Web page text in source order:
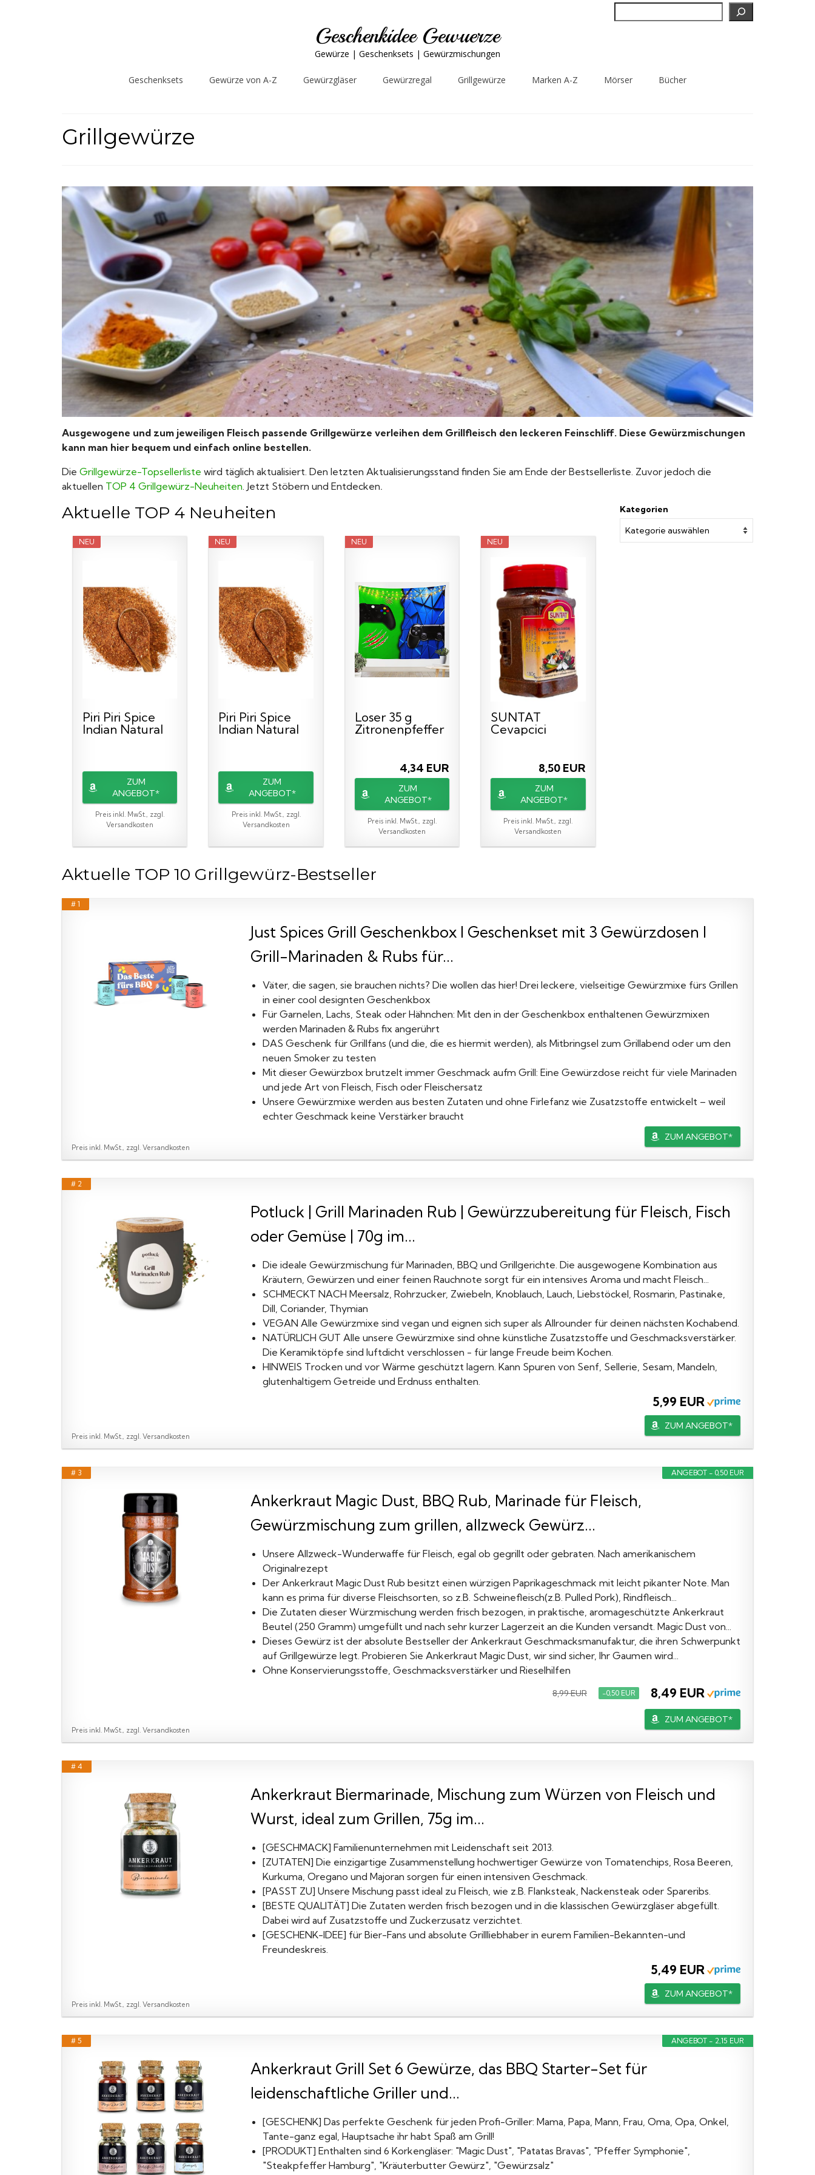
Geschenkidee Gewuerze
Gewürze | Geschenksets | Gewürzmischungen
Geschenksets Gewürze von A-Z Gewürzgläser Gewürzregal Grillgewürze Marken A-Z Mörser Bücher
Grillgewürze
Ausgewogene und zum jeweiligen Fleisch passende Grillgewürze verleihen dem Grillfleisch den leckeren Feinschliff. Diese Gewürzmischungen
kann man hier bequem und einfach online bestellen.
Die Grillgewürze-Topsellerliste wird täglich aktualisiert. Den letzten Aktualisierungsstand finden Sie am Ende der Bestsellerliste. Zuvor jedoch die
aktuellen TOP 4 Grillgewürz-Neuheiten . Jetzt Stöbern und Entdecken.
Kategorien
Aktuelle TOP 4 Neuheiten
NEU
Piri Piri Spice
Indian Natural
ZUM
ANGEBOT*
Preis inkl. MwSt., zzgl.
Versandkosten
NEU
Piri Piri Spice
Indian Natural
ZUM
ANGEBOT*
Preis inkl. MwSt., zzgl.
Versandkosten
NEU
Loser 35 g
Zitronenpfeffer
4,34 EUR
ZUM
ANGEBOT*
Preis inkl. MwSt., zzgl.
Versandkosten
NEU
SUNTAT
Cevapcici
8,50 EUR
ZUM
ANGEBOT*
Preis inkl. MwSt., zzgl.
Versandkosten
Aktuelle TOP 10 Grillgewürz-Bestseller
# 1
Just Spices Grill Geschenkbox I Geschenkset mit 3 Gewürzdosen I
Grill-Marinaden & Rubs für...
Väter, die sagen, sie brauchen nichts? Die wollen das hier! Drei leckere, vielseitige Gewürzmixe fürs Grillen
in einer cool designten Geschenkbox
Für Garnelen, Lachs, Steak oder Hähnchen: Mit den in der Geschenkbox enthaltenen Gewürzmixen
werden Marinaden & Rubs fix angerührt
DAS Geschenk für Grillfans (und die, die es hiermit werden), als Mitbringsel zum Grillabend oder um den
neuen Smoker zu testen
Mit dieser Gewürzbox brutzelt immer Geschmack aufm Grill: Eine Gewürzdose reicht für viele Marinaden
und jede Art von Fleisch, Fisch oder Fleischersatz
Unsere Gewürzmixe werden aus besten Zutaten und ohne Firlefanz wie Zusatzstoffe entwickelt – weil
echter Geschmack keine Verstärker braucht
ZUM ANGEBOT*
Preis inkl. MwSt., zzgl. Versandkosten
# 2
Potluck | Grill Marinaden Rub | Gewürzzubereitung für Fleisch, Fisch
oder Gemüse | 70g im...
Die ideale Gewürzmischung für Marinaden, BBQ und Grillgerichte. Die ausgewogene Kombination aus
Kräutern, Gewürzen und einer feinen Rauchnote sorgt für ein intensives Aroma und macht Fleisch...
SCHMECKT NACH Meersalz, Rohrzucker, Zwiebeln, Knoblauch, Lauch, Liebstöckel, Rosmarin, Pastinake,
Dill, Coriander, Thymian
VEGAN Alle Gewürzmixe sind vegan und eignen sich super als Allrounder für deinen nächsten Kochabend.
NATÜRLICH GUT Alle unsere Gewürzmixe sind ohne künstliche Zusatzstoffe und Geschmacksverstärker.
Die Keramiktöpfe sind luftdicht verschlossen - für lange Freude beim Kochen.
HINWEIS Trocken und vor Wärme geschützt lagern. Kann Spuren von Senf, Sellerie, Sesam, Mandeln,
glutenhaltigem Getreide und Erdnuss enthalten.
5,99 EUR
ZUM ANGEBOT*
Preis inkl. MwSt., zzgl. Versandkosten
ANGEBOT - 0,50 EUR
# 3
Ankerkraut Magic Dust, BBQ Rub, Marinade für Fleisch,
Gewürzmischung zum grillen, allzweck Gewürz...
Unsere Allzweck-Wunderwaffe für Fleisch, egal ob gegrillt oder gebraten. Nach amerikanischem
Originalrezept
Der Ankerkraut Magic Dust Rub besitzt einen würzigen Paprikageschmack mit leicht pikanter Note. Man
kann es prima für diverse Fleischsorten, so z.B. Schweinefleisch(z.B. Pulled Pork), Rindfleisch...
Die Zutaten dieser Würzmischung werden frisch bezogen, in praktische, aromageschützte Ankerkraut
Beutel (250 Gramm) umgefüllt und nach sehr kurzer Lagerzeit an die Kunden versandt. Magic Dust von...
Dieses Gewürz ist der absolute Bestseller der Ankerkraut Geschmacksmanufaktur, die ihren Schwerpunkt
auf Grillgewürze legt. Probieren Sie Ankerkraut Magic Dust, wir sind sicher, Ihr Gaumen wird...
Ohne Konservierungsstoffe, Geschmacksverstärker und Rieselhilfen
8,99 EUR −0,50 EUR 8,49 EUR
ZUM ANGEBOT*
Preis inkl. MwSt., zzgl. Versandkosten
# 4
Ankerkraut Biermarinade, Mischung zum Würzen von Fleisch und
Wurst, ideal zum Grillen, 75g im...
[GESCHMACK] Familienunternehmen mit Leidenschaft seit 2013.
[ZUTATEN] Die einzigartige Zusammenstellung hochwertiger Gewürze von Tomatenchips, Rosa Beeren,
Kurkuma, Oregano und Majoran sorgen für einen intensiven Geschmack.
[PASST ZU] Unsere Mischung passt ideal zu Fleisch, wie z.B. Flanksteak, Nackensteak oder Spareribs.
[BESTE QUALITÄT] Die Zutaten werden frisch bezogen und in die klassischen Gewürzgläser abgefüllt.
Dabei wird auf Zusatzstoffe und Zuckerzusatz verzichtet.
[GESCHENK-IDEE] für Bier-Fans und absolute Grillliebhaber in eurem Familien-Bekannten-und
Freundeskreis.
5,49 EUR
ZUM ANGEBOT*
Preis inkl. MwSt., zzgl. Versandkosten
ANGEBOT - 2,15 EUR
# 5
Ankerkraut Grill Set 6 Gewürze, das BBQ Starter-Set für
leidenschaftliche Griller und...
[GESCHENK] Das perfekte Geschenk für jeden Profi-Griller: Mama, Papa, Mann, Frau, Oma, Opa, Onkel,
Tante-ganz egal, Hauptsache ihr habt Spaß am Grill!
[PRODUKT] Enthalten sind 6 Korkengläser: "Magic Dust", "Patatas Bravas", "Pfeffer Symphonie",
"Steakpfeffer Hamburg", "Kräuterbutter Gewürz", "Gewürzsalz"